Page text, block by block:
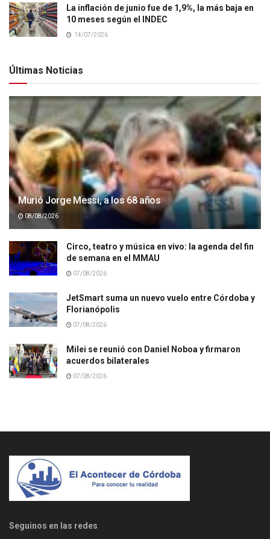
La inflación de junio fue de 1,9%, la más baja en
10 meses según el INDEC
14/07/2026
Últimas Noticias
Murió Jorge Messi, a los 68 años
08/08/2026
Circo, teatro y música en vivo: la agenda del fin
de semana en el MMAU
07/08/2026
JetSmart suma un nuevo vuelo entre Córdoba y
Florianópolis
07/08/2026
Milei se reunió con Daniel Noboa y firmaron
acuerdos bilaterales
07/08/2026
Seguinos en las redes